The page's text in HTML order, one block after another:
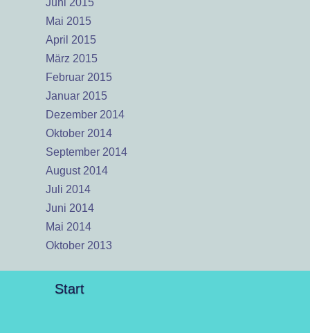
Juni 2015
Mai 2015
April 2015
März 2015
Februar 2015
Januar 2015
Dezember 2014
Oktober 2014
September 2014
August 2014
Juli 2014
Juni 2014
Mai 2014
Oktober 2013
Start